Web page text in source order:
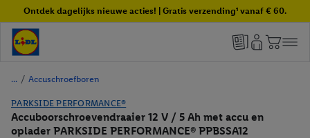
Ontdek dagelijks nieuwe acties! | Gratis verzending¹ vanaf € 60.
/ Accuschroefboren
PARKSIDE PERFORMANCE®
Accuboorschroevendraaier 12 V / 5 Ah met accu en
oplader PARKSIDE PERFORMANCE® PPBSSA12